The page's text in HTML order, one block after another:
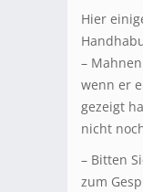
Hier
–
wenn er
gezeigt
nicht
– Bitten
zum